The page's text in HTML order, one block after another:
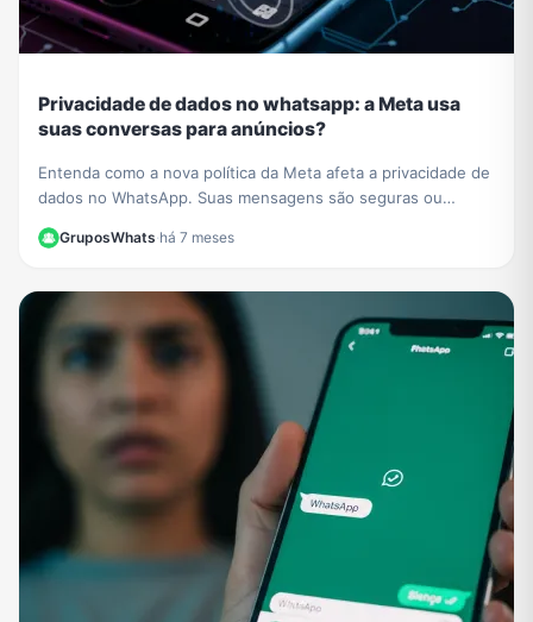
Privacidade de dados no whatsapp: a Meta usa
suas conversas para anúncios?
Entenda como a nova política da Meta afeta a privacidade de
dados no WhatsApp. Suas mensagens são seguras ou
GruposWhats·há 7 meses